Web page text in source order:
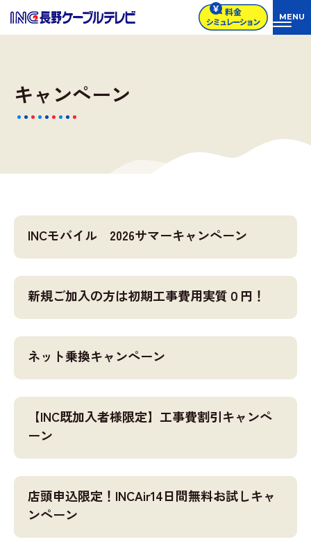
キャンペーン
INCモバイル 2026サマーキャンペーン
新規ご加入の方は初期工事費用実質０円！
ネット乗換キャンペーン
【INC既加入者様限定】工事費割引キャンペ
ーン
店頭申込限定！INCAir14日間無料お試しキャ
ンペーン